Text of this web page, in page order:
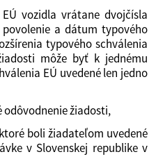
vozidla vrátane dvojčísla
a dátum typového
typového schválenia
môže byť k jednému
EÚ uvedené len jedno
odôvodnenie žiadosti,
boli žiadateľom uvedené
v Slovenskej republike v